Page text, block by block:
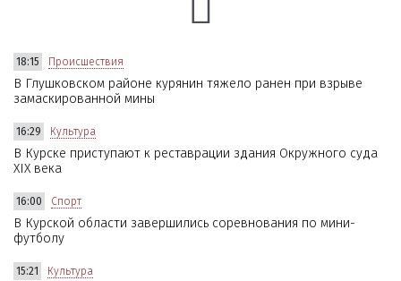
18:15 Происшествия
В Глушковском районе курянин тяжело ранен при взрыве
замаскированной мины
16:29 Культура
В Курске приступают к реставрации здания Окружного суда
XIX века
16:00 Спорт
В Курской области завершились соревнования по мини-
футболу
15:21 Культура